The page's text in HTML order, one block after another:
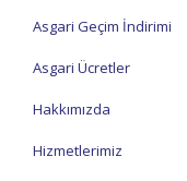
Asgari Geçim İndirimi
Asgari Ücretler
Hakkımızda
Hizmetlerimiz